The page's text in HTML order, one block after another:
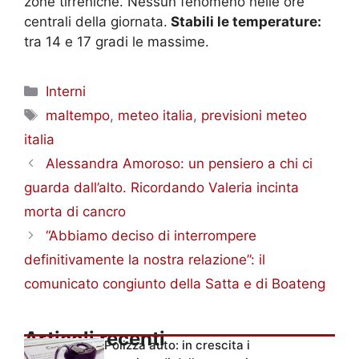
centrali della giornata. Stabili le temperature:
tra 14 e 17 gradi le massime.
Categorie
Interni
Tag
maltempo, meteo italia, previsioni meteo
italia
Alessandra Amoroso: un pensiero a chi ci
guarda dall’alto. Ricordando Valeria incinta
morta di cancro
“Abbiamo deciso di interrompere
definitivamente la nostra relazione”: il
comunicato congiunto della Satta e di Boateng
Articoli recentiPolizza auto: in crescita i